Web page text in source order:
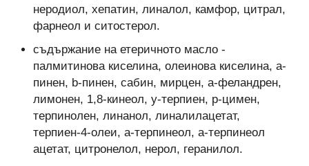
неродиол, хепатин, линалол, камфор, цитрал,
фарнеол и ситостерол.
съдържание на етеричното масло -
палмитинова киселина, олеинова киселина, а-
пинен, b-пинен, сабин, мирцен, а-феландрен,
лимонен, 1,8-кинеол, у-терпиен, р-цимен,
терпинолен, линанол, линалилацетат,
терпиен-4-олеи, а-терпинеол, а-терпинеол
ацетат, цитронелол, нерол, геранилол.